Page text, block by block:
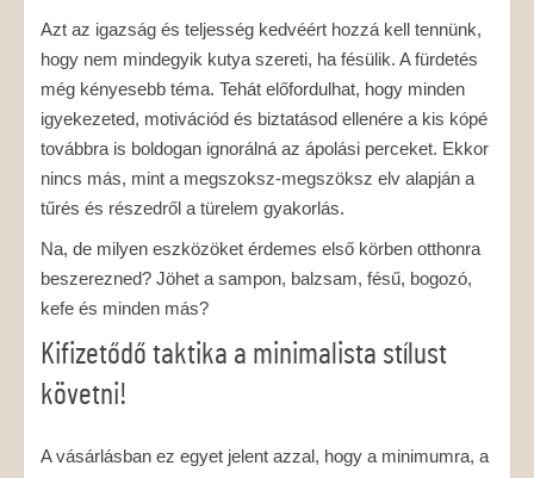
Azt az igazság és teljesség kedvéért hozzá kell tennünk,
hogy nem mindegyik kutya szereti, ha fésülik. A fürdetés
még kényesebb téma. Tehát előfordulhat, hogy minden
igyekezeted, motivációd és biztatásod ellenére a kis kópé
továbbra is boldogan ignorálná az ápolási perceket. Ekkor
nincs más, mint a megszoksz-megszöksz elv alapján a
tűrés és részedről a türelem gyakorlás.
Na, de milyen eszközöket érdemes első körben otthonra
beszerezned? Jöhet a sampon, balzsam, fésű, bogozó,
kefe és minden más?
Kifizetődő taktika a minimalista stílust
követni!
A vásárlásban ez egyet jelent azzal, hogy a minimumra, a